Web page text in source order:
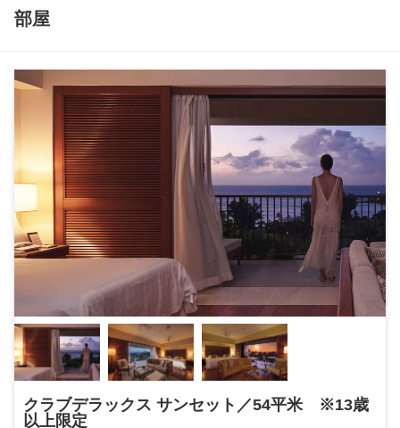
部屋
クラブデラックス サンセット／54平米 ※13歳
以上限定